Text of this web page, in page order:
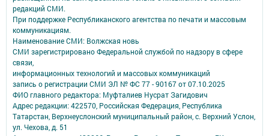
редакций СМИ.
При поддержке Республиканского агентства по печати и массовым
коммуникациям.
Наименование СМИ: Волжская новь
СМИ зарегистрировано Федеральной службой по надзору в сфере
связи,
информационных технологий и массовых коммуникаций
запись о регистрации СМИ ЭЛ № ФС 77 - 90167 от 07.10.2025
ФИО главного редактора: Муфталиев Нусрат Загидович
Адрес редакции: 422570, Российская Федерация, Республика
Татарстан, Верхнеуслонский муниципальный район, с. Верхний Услон,
ул. Чехова, д. 51